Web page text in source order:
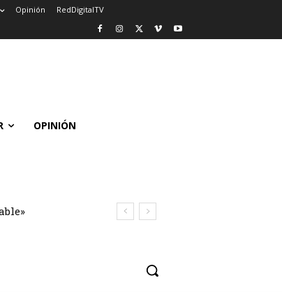
Opinión RedDigitalTV
OPINIÓN